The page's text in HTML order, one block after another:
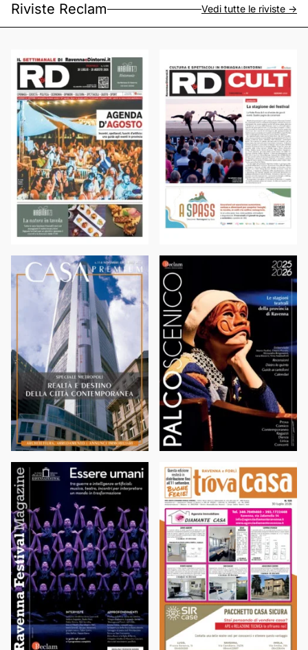
Riviste Reclam Vedi tutte le riviste ->